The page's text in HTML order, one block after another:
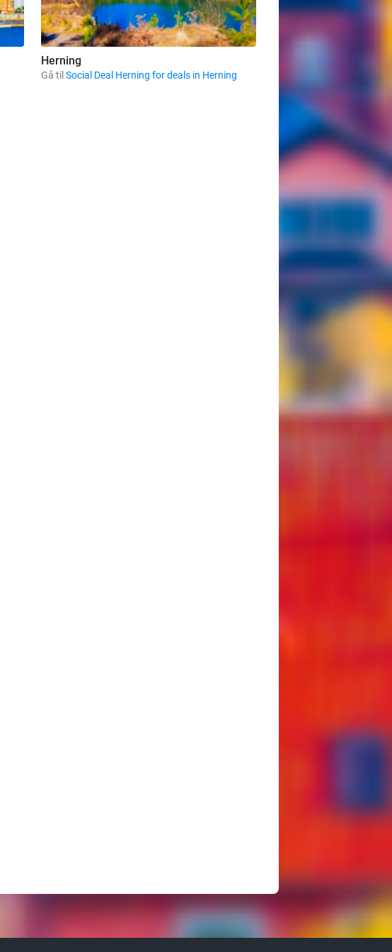
Herning
Gå til Social Deal Herning for deals in Herning